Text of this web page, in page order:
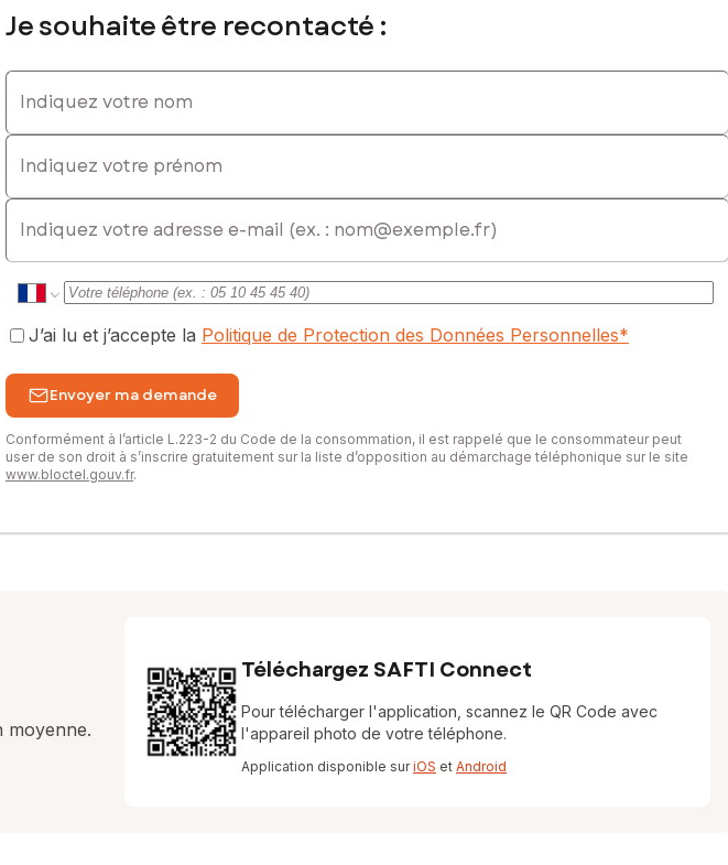
- EI - Agent commercial immatriculé au RSAC de LA ROCHE-SUR-YON sous le
Je souhaite être recontacté :
Indiquez votre nom
Indiquez votre prénom
E-mail
J’ai lu et j’accepte la Politique de Protection des Données Personnelles*
Envoyer ma demande
Conformément à l’article L.223-2 du Code de la consommation, il est rappelé que le consommateur peut
user de son droit à s’inscrire gratuitement sur la liste d’opposition au démarchage téléphonique sur le site
www.bloctel.gouv.fr.
moyenne.
Téléchargez SAFTI Connect
Pour télécharger l'application, scannez le QR Code avec
l'appareil photo de votre téléphone.
Application disponible suriOS et Android